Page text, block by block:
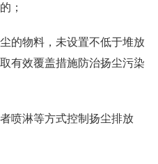
；
的物料，未设置不低于堆放
有效覆盖措施防治扬尘污染
喷淋等方式控制扬尘排放